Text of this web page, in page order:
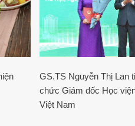
GS.TS Nguyễn Thị Lan
chức Giám đốc Học
Việt Nam